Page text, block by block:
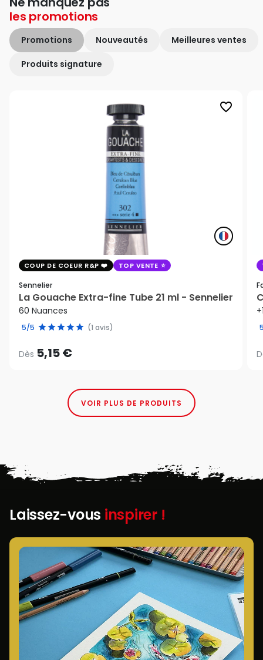
les promotions
Promotions Nouveautés Meilleures ventes
Produits signature
favorite_border
COUP DE COEUR R&P TOP VENTE
Sennelier
La Gouache Extra-fine Tube 21 ml - Sennelier
60 Nuances
5/5 (1 avis)
Dès 5,15 €
VOIR PLUS DE PRODUITS
Laissez-vous inspirer !